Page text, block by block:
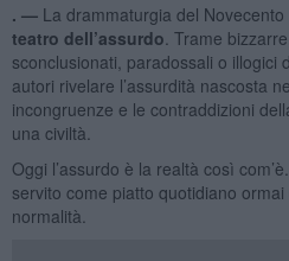
. — La drammaturgia del
teatro dell’assurdo . Trame
sconclusionati, paradossali o illogici
autori rivelare l’assurdità nascosta
incongruenze e le contraddizioni
una civiltà.
Oggi l’assurdo è la realtà così
servito come piatto quotidiano
normalità.